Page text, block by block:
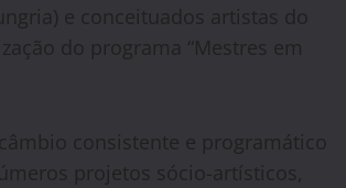
e conceituados artistas do
do programa “Mestres em
consistente e programático
projetos sócio-artísticos,